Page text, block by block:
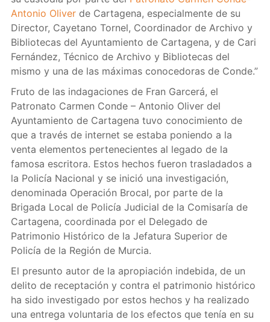
Antonio Oliverde Cartagena, especialmente de su
Director, Cayetano Tornel, Coordinador de Archivo y
Bibliotecas del Ayuntamiento de Cartagena, y de Cari
Fernández, Técnico de Archivo y Bibliotecas del
mismo y una de las máximas conocedoras de Conde.”
Fruto de las indagaciones de Fran Garcerá, el
Patronato Carmen Conde – Antonio Oliver del
Ayuntamiento de Cartagena tuvo conocimiento de
que a través de internet se estaba poniendo a la
venta elementos pertenecientes al legado de la
famosa escritora. Estos hechos fueron trasladados a
la Policía Nacional y se inició una investigación,
denominada Operación Brocal, por parte de la
Brigada Local de Policía Judicial de la Comisaría de
Cartagena, coordinada por el Delegado de
Patrimonio Histórico de la Jefatura Superior de
Policía de la Región de Murcia.
El presunto autor de la apropiación indebida, de un
delito de receptación y contra el patrimonio histórico
ha sido investigado por estos hechos y ha realizado
una entrega voluntaria de los efectos que tenía en su